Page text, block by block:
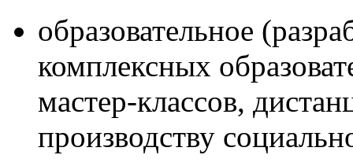
образовательное
комплексных
мастер-классов,
производству